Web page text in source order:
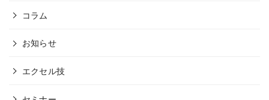
コラム
お知らせ
エクセル技